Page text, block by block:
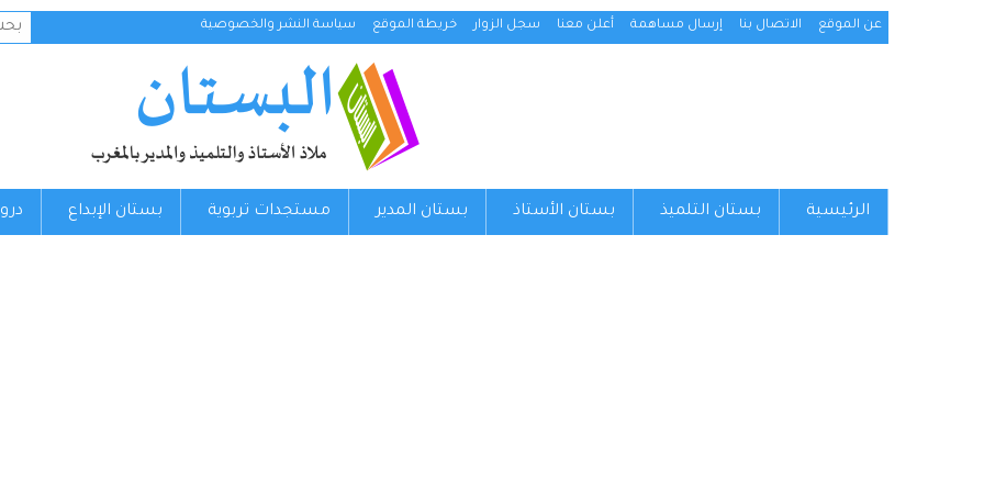
عن الموقع الاتصال بنا إرسال مساهمة أعلن معنا سجل الزوار خريطة الموقع سياسة النشر والخصوصية
عن:
الرئيسية بستان التلميذ بستان الأستاذ بستان المدير مستجدات تربوية بستان الإبداع